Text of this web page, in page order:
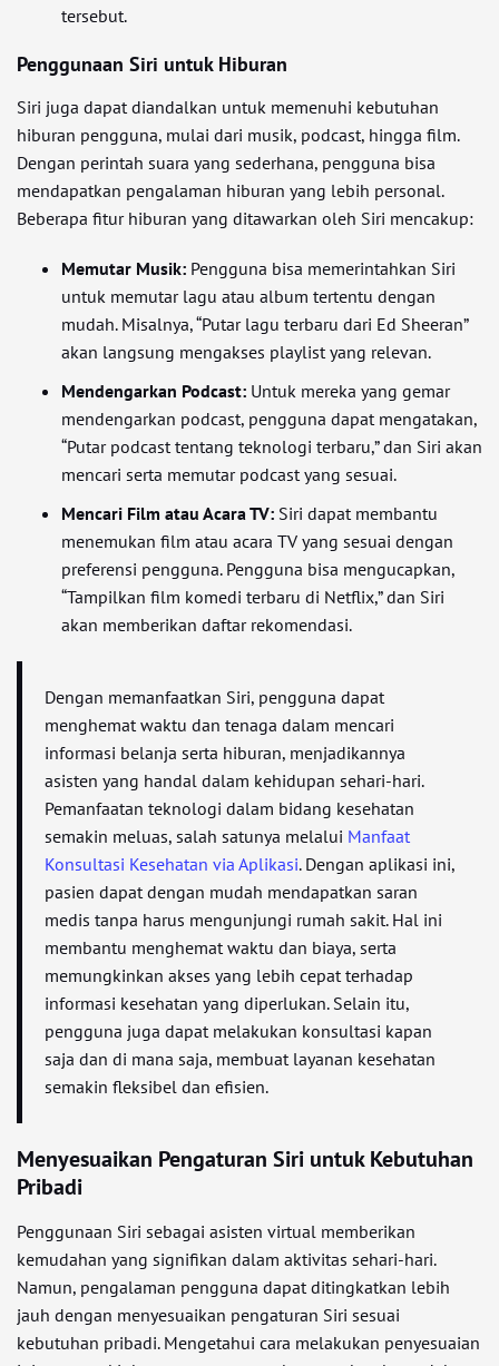
tersebut.
Penggunaan Siri untuk Hiburan
Siri juga dapat diandalkan untuk memenuhi kebutuhan
hiburan pengguna, mulai dari musik, podcast, hingga film.
Dengan perintah suara yang sederhana, pengguna bisa
mendapatkan pengalaman hiburan yang lebih personal.
Beberapa fitur hiburan yang ditawarkan oleh Siri mencakup:
Memutar Musik: Pengguna bisa memerintahkan Siri
untuk memutar lagu atau album tertentu dengan
mudah. Misalnya, “Putar lagu terbaru dari Ed Sheeran”
akan langsung mengakses playlist yang relevan.
Mendengarkan Podcast: Untuk mereka yang gemar
mendengarkan podcast, pengguna dapat mengatakan,
“Putar podcast tentang teknologi terbaru,” dan Siri akan
mencari serta memutar podcast yang sesuai.
Mencari Film atau Acara TV: Siri dapat membantu
menemukan film atau acara TV yang sesuai dengan
preferensi pengguna. Pengguna bisa mengucapkan,
“Tampilkan film komedi terbaru di Netflix,” dan Siri
akan memberikan daftar rekomendasi.
Dengan memanfaatkan Siri, pengguna dapat
menghemat waktu dan tenaga dalam mencari
informasi belanja serta hiburan, menjadikannya
asisten yang handal dalam kehidupan sehari-hari.
Pemanfaatan teknologi dalam bidang kesehatan
semakin meluas, salah satunya melalui Manfaat
Konsultasi Kesehatan via Aplikasi. Dengan aplikasi ini,
pasien dapat dengan mudah mendapatkan saran
medis tanpa harus mengunjungi rumah sakit. Hal ini
membantu menghemat waktu dan biaya, serta
memungkinkan akses yang lebih cepat terhadap
informasi kesehatan yang diperlukan. Selain itu,
pengguna juga dapat melakukan konsultasi kapan
saja dan di mana saja, membuat layanan kesehatan
semakin fleksibel dan efisien.
Menyesuaikan Pengaturan Siri untuk Kebutuhan
Pribadi
Penggunaan Siri sebagai asisten virtual memberikan
kemudahan yang signifikan dalam aktivitas sehari-hari.
Namun, pengalaman pengguna dapat ditingkatkan lebih
jauh dengan menyesuaikan pengaturan Siri sesuai
kebutuhan pribadi. Mengetahui cara melakukan penyesuaian